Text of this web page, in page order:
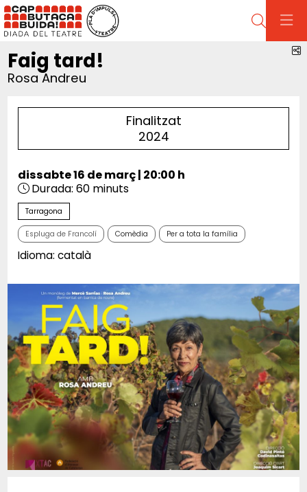
Cerca
Faig tard!
Rosa Andreu
Finalitzat
2024
dissabte 16 de març| 20:00 h
Durada: 60 minuts
Tarragona
Espluga de Francolí Comèdia Per a tota la família
Idioma: català